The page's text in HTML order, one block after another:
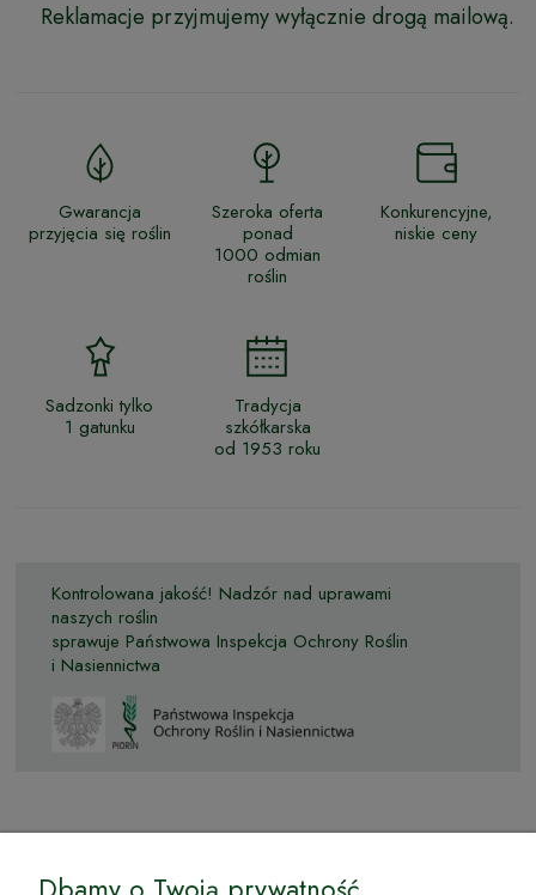
Reklamacje przyjmujemy wyłącznie drogą mailową.
Gwarancja
przyjęcia się roślin
Szeroka oferta
ponad
1000 odmian
roślin
Konkurencyjne,
niskie ceny
Sadzonki tylko
1 gatunku
Tradycja
szkółkarska
od 1953 roku
Kontrolowana jakość! Nadzór nad uprawami
naszych roślin
sprawuje Państwowa Inspekcja Ochrony Roślin
i Nasiennictwa